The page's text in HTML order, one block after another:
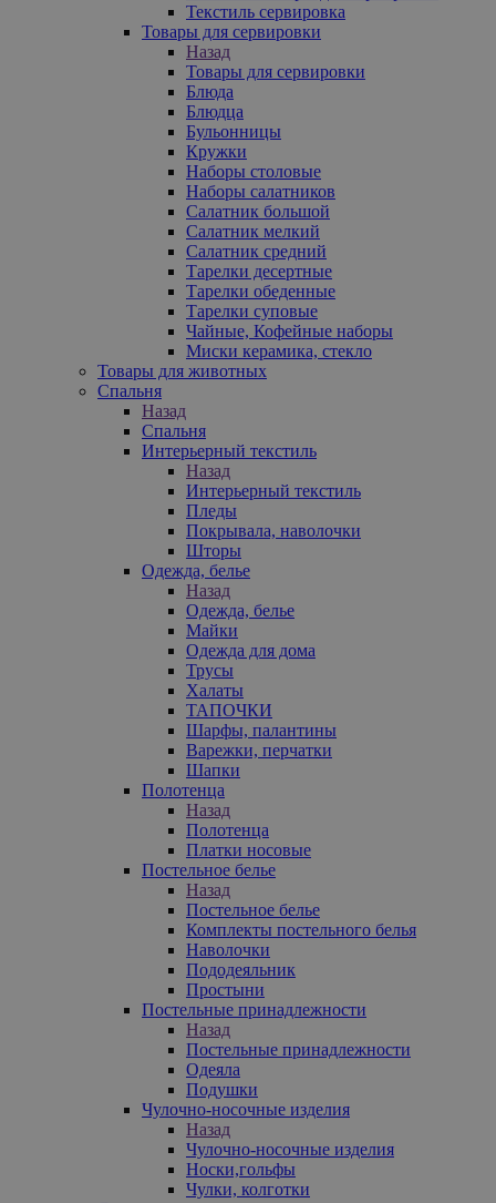
Текстиль сервировка
Товары для сервировки
Назад
Товары для сервировки
Блюда
Блюдца
Бульонницы
Кружки
Наборы столовые
Наборы салатников
Салатник большой
Салатник мелкий
Салатник средний
Тарелки десертные
Тарелки обеденные
Тарелки суповые
Чайные, Кофейные наборы
Миски керамика, стекло
Товары для животных
Спальня
Назад
Спальня
Интерьерный текстиль
Назад
Интерьерный текстиль
Пледы
Покрывала, наволочки
Шторы
Одежда, белье
Назад
Одежда, белье
Майки
Одежда для дома
Трусы
Халаты
ТАПОЧКИ
Шарфы, палантины
Варежки, перчатки
Шапки
Полотенца
Назад
Полотенца
Платки носовые
Постельное белье
Назад
Постельное белье
Комплекты постельного белья
Наволочки
Пододеяльник
Простыни
Постельные принадлежности
Назад
Постельные принадлежности
Одеяла
Подушки
Чулочно-носочные изделия
Назад
Чулочно-носочные изделия
Носки,гольфы
Чулки, колготки